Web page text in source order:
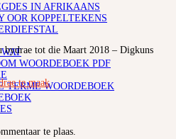
IN AFRIKAANS
OOR KOPPELTEKENS
WOORDEBOEK PDF
TERME WOORDEBOEK
tot die Maart 2018 – Digkuns
te maak
te plaas.